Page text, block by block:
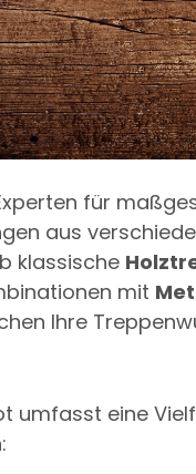
für
aus
klassische
mit
Ihre
umfasst eine